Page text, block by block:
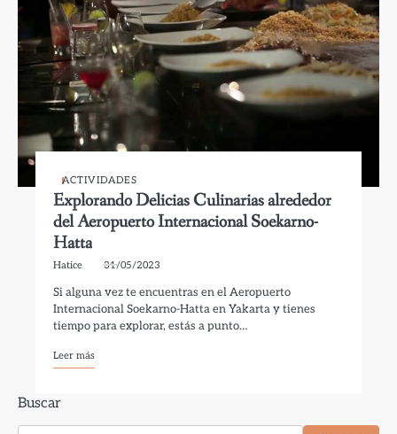
ACTIVIDADES
Explorando Delicias Culinarias alrededor
del Aeropuerto Internacional Soekarno-
Hatta
Hatice 31/05/2023
Si alguna vez te encuentras en el Aeropuerto
Internacional Soekarno-Hatta en Yakarta y tienes
tiempo para explorar, estás a punto…
Leer más
Buscar